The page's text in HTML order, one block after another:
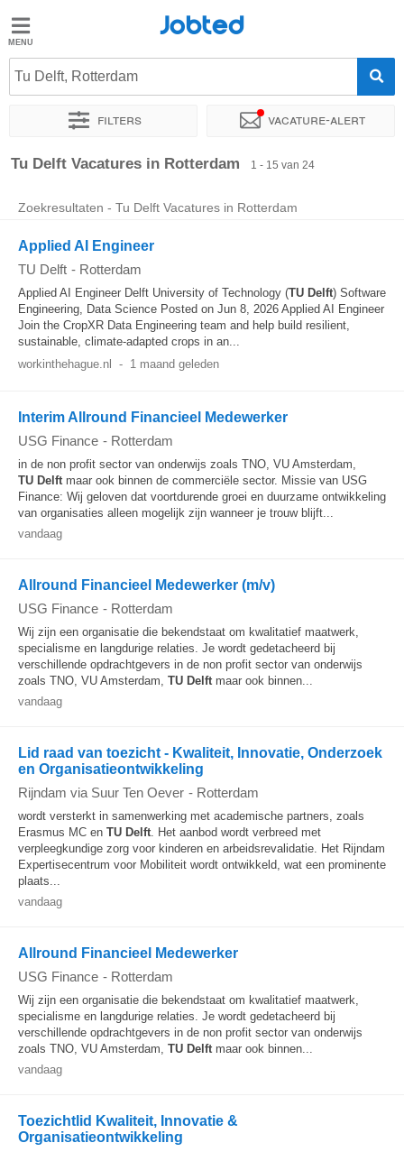
Jobted
Vacatures
Salarissen
Jobted
Tu Delft, Rotterdam
Filters Vacature-alert
Sorteer op Exacte locatie Bedrijf Soort dienstverband
Tu Delft Vacatures in Rotterdam 1 - 15 van 24
Zoekresultaten - Tu Delft Vacatures in Rotterdam
Applied AI Engineer
TU Delft - Rotterdam
Applied AI Engineer Delft University of Technology (TU Delft) Software
Engineering, Data Science Posted on Jun 8, 2026 Applied AI Engineer
Join the CropXR Data Engineering team and help build resilient,
sustainable, climate-adapted crops in an...
workinthehague.nl
- 1 maand geleden
Interim Allround Financieel Medewerker
USG Finance - Rotterdam
in de non profit sector van onderwijs zoals TNO, VU Amsterdam,
TU Delftmaar ook binnen de commerciële sector. Missie van USG
Finance: Wij geloven dat voortdurende groei en duurzame ontwikkeling
van organisaties alleen mogelijk zijn wanneer je trouw blijft...
vandaag
Allround Financieel Medewerker (m/v)
USG Finance - Rotterdam
Wij zijn een organisatie die bekendstaat om kwalitatief maatwerk,
specialisme en langdurige relaties. Je wordt gedetacheerd bij
verschillende opdrachtgevers in de non profit sector van onderwijs
zoals TNO, VU Amsterdam, TU Delftmaar ook binnen...
vandaag
Lid raad van toezicht - Kwaliteit, Innovatie, Onderzoek
en Organisatieontwikkeling
Rijndam via Suur Ten Oever - Rotterdam
wordt versterkt in samenwerking met academische partners, zoals
Erasmus MC en TU Delft. Het aanbod wordt verbreed met
verpleegkundige zorg voor kinderen en arbeidsrevalidatie. Het Rijndam
Expertisecentrum voor Mobiliteit wordt ontwikkeld, wat een prominente
plaats...
vandaag
Allround Financieel Medewerker
USG Finance - Rotterdam
Wij zijn een organisatie die bekendstaat om kwalitatief maatwerk,
specialisme en langdurige relaties. Je wordt gedetacheerd bij
verschillende opdrachtgevers in de non profit sector van onderwijs
zoals TNO, VU Amsterdam, TU Delftmaar ook binnen...
vandaag
Toezichtlid Kwaliteit, Innovatie &
Organisatieontwikkeling